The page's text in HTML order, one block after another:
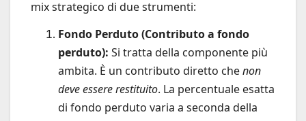
mix strategico di due strumenti:
Fondo Perduto (Contributo a fondo
perduto): Si tratta della componente più
ambita. È un contributo diretto chenon
deve essere restituito. La percentuale esatta
di fondo perduto varia a seconda della